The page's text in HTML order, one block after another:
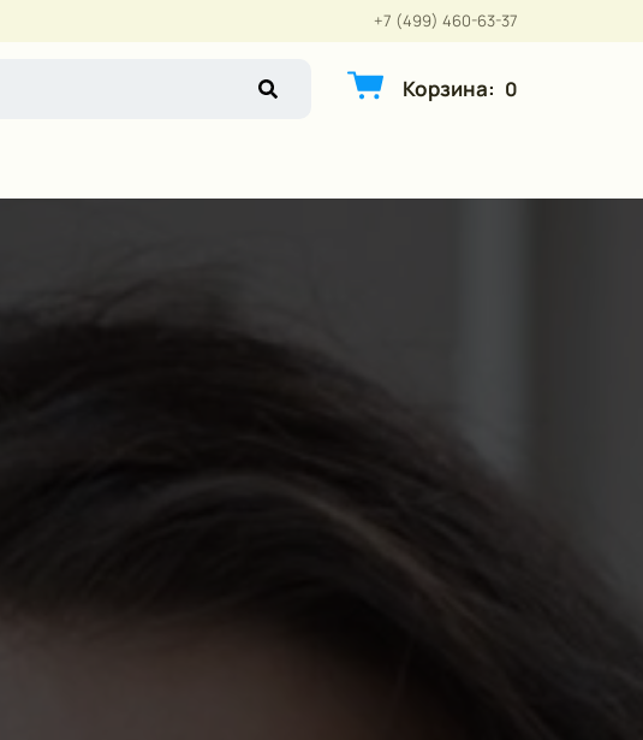
+7 (499) 460-63-37
Корзина: 0